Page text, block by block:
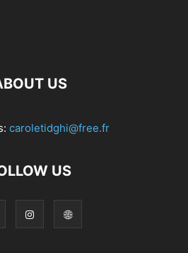
US
caroletidghi@free.fr
US